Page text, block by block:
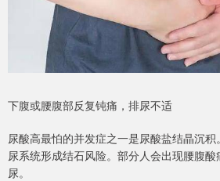
下腹或腰腹部反复钝痛，排尿不适
尿酸高最怕的并发症之一是尿酸盐结晶沉
尿系统形成结石风险。部分人会出现腰腹
尿。